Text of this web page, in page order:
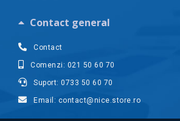
Contact general
Contact
Comenzi: 021 50 60 70
Suport: 0733 50 60 70
Email: contact@nice.store.ro